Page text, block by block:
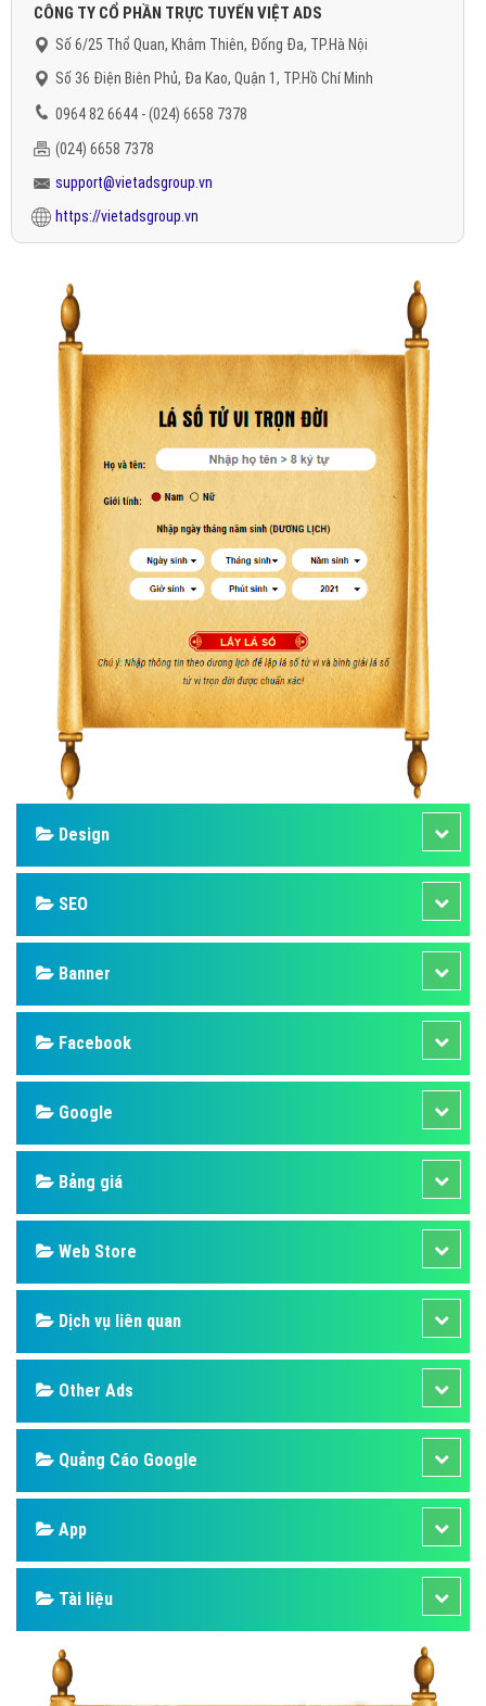
CÔNG TY CỔ PHẦN TRỰC TUYẾN VIỆT ADS
Số 6/25 Thổ Quan, Khâm Thiên, Đống Đa, TP.Hà Nội
Số 36 Điện Biên Phủ, Đa Kao, Quận 1, TP.Hồ Chí Minh
0964 82 6644 - (024) 6658 7378
(024) 6658 7378
support@vietadsgroup.vn
https://vietadsgroup.vn
Design
SEO
Banner
Facebook
Google
Bảng giá
Web Store
Dịch vụ liên quan
Other Ads
Quảng Cáo Google
App
Tài liệu